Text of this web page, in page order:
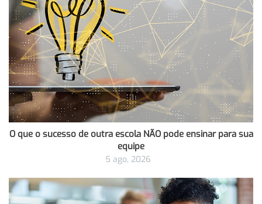
O que o sucesso de outra escola NÃO pode ensinar para sua
equipe
5 ago, 2026